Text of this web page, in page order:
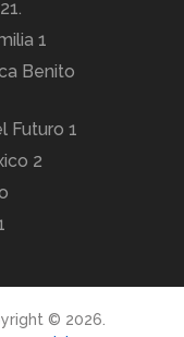
1
Benito
Futuro 1
2
© 2026.